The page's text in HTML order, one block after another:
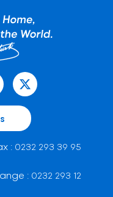
: 0232 293 39 95
: 0232 293 12